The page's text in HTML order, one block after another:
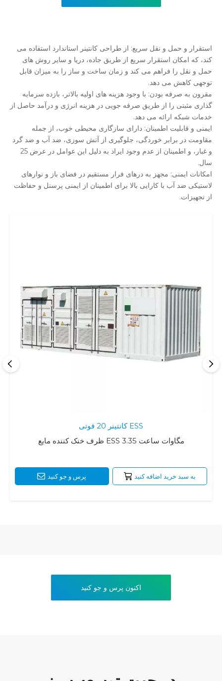
استقرار و حمل و نقل سریع: از طراحی کانتینر استاندارد استفاده می
کند، که امکان استقرار سریع از طریق جاده، دریا و سایر روش های
حمل و نقل را فراهم می کند و زمان ساخت و ساز را به میزان قابل
توجهی کاهش می دهد.
مقرون به صرفه بودن: با وجود هزینه های اولیه بالاتر، بازده سرمایه
گذاری مثبتی را از طریق صرفه جویی در هزینه انرژی و درآمد حاصل از
خدمات شبکه ارائه می دهد.
ایمنی و قابلیت اطمینان: دارای سازگاری محیطی خوب، از جمله
مقاومت در برابر خوردگی، جلوگیری از آتش سوزی، ضد آب و ضد گرد
و غبار، و اطمینان از عدم وجود ایراد به دلیل این عوامل در عرض 25
سال.
امکانات ایمنی: مجهز به درهای فرار مستقیم در فضای باز و نوارهای
لاستیکی ضد آب با کارایی بالا برای اطمینان از ایمنی پرسنل و حفاظت
از تجهیزات.
کانتینر 20 فوتی ESS
ظرف خنک کننده مایع ESS 3.35 مگاوات ساعت
پرس و جو کنید به سبد خرید اضافه کنید
اکنون پرس و جو کنید